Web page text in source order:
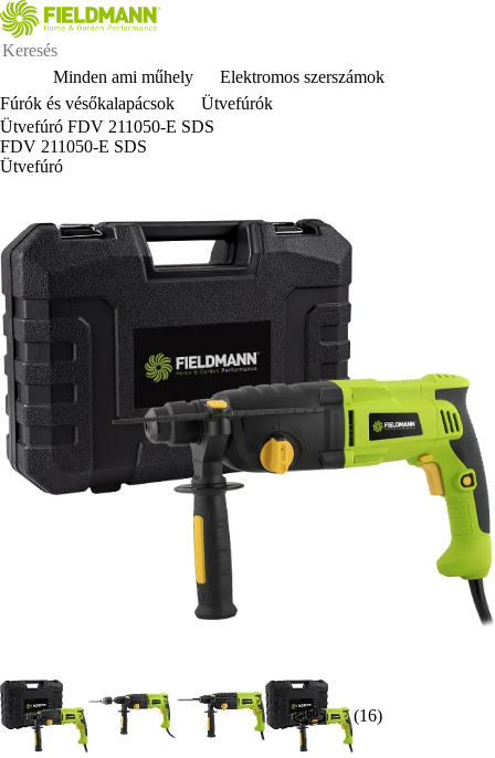
Minden ami műhely
Elektromos szerszámok
Fúrók és vésőkalapácsok
Ütvefúrók
Ütvefúró FDV 211050-E SDS
FDV 211050-E SDS
Ütvefúró
(16)